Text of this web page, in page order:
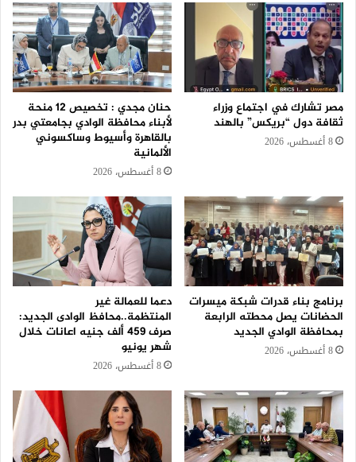
مصر تشارك في اجتماع وزراء
ثقافة دول “بريكس” بالهند
8 أغسطس، 2026
حنان مجدي : تخصيص 12 منحة
لأبناء محافظة الوادي بجامعتي بدر
بالقاهرة وأسيوط وساكسوني
الألمانية
8 أغسطس، 2026
برنامج بناء قدرات شبكة ميسرات
الحضانات يصل محطته الرابعة
بمحافظة الوادي الجديد
8 أغسطس، 2026
دعما للعمالة غير
المنتظمة..محافظ الوادى الجديد:
صرف 459 ألف جنيه اعانات خلال
شهر يونيو
8 أغسطس، 2026